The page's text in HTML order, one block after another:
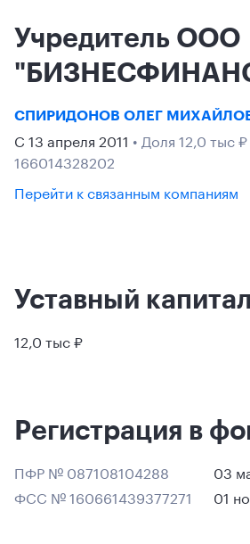
Учредитель ООО
СПИРИДОНОВ ОЛЕГ
С 13 апреля 2011 • Доля 12,0 тыс
166014328202
Перейти к связанным компаниям
Уставный капитал
12,0 тыс ₽
Регистрация в
ПФР № 087108104288
03
ФСС № 160661439377271
01